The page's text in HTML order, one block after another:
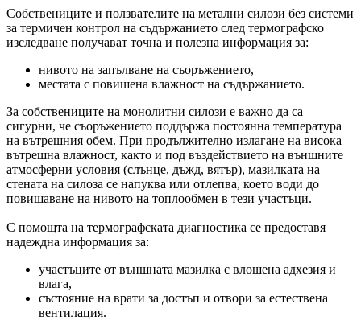
Собствениците и ползвателите на метални силози без системи
за термичен контрол на съдържанието след термографско
изследване получават точна и полезна информация за:
нивото на запълване на съоръжението,
местата с повишена влажност на съдържанието.
За собствениците на монолитни силози е важно да са
сигурни, че съоръжението поддържа постоянна температура
на вътрешния обем. При продължително излагане на висока
вътрешна влажност, както и под въздействието на външните
атмосферни условия (слънце, дъжд, вятър), мазилката на
стената на силоза се напуква или отлепва, което води до
повишаване на нивото на топлообмен в тези участъци.
С помощта на термографската диагностика се предоставя
надеждна информация за:
участъците от външната мазилка с влошена адхезия и
влага,
състояние на врати за достъп и отвори за естествена
вентилация.